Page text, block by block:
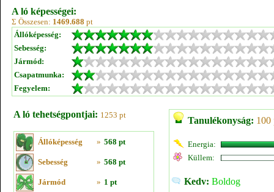
A ló képességei:
Σ Összesen: 1469.688 pt
Állóképesség:
Sebesség:
Jármód:
Csapatmunka:
Fegyelem:
A ló tehetségpontjai: 1253 pt
Állóképesség » 568 pt
Sebesség » 568 pt
Jármód » 1 pt
Tanulékonyság: 100
Energia:
Küllem:
Kedv: Boldog